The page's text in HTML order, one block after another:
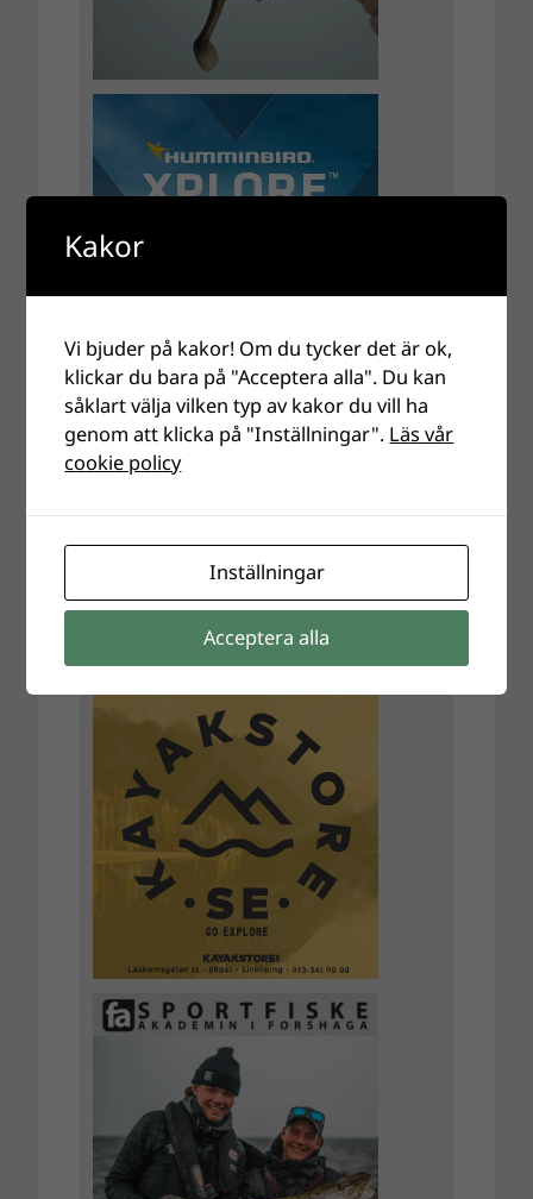
Kakor
Vi bjuder på kakor! Om du tycker det är ok,
klickar du bara på "Acceptera alla". Du kan
såklart välja vilken typ av kakor du vill ha
genom att klicka på "Inställningar". Läs vår
cookie policy
Inställningar
Acceptera alla